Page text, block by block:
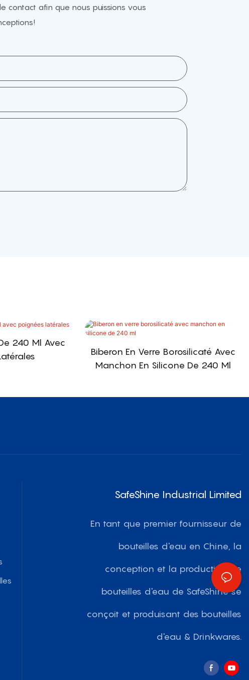
contact afin que nous puissions vous
240 Ml Avec
Biberon En Verre Borosilicaté Avec
Manchon En Silicone De 240 Ml
SafeShine Industrial Limited
En tant que premier fournisseur de
bouteilles d'eau en Chine, la
conception et la production de
bouteilles d'eau de SafeShine se
conçoit et produisant des bouteilles
d'eau & Drinkwares.